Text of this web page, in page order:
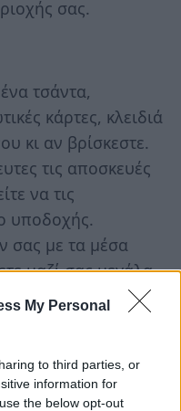
My Personal
to third parties, or
information for
the below opt-out
σας.
τσάντα,
κάρτες, κλειδιά
κι αν βρίσκεστε.
τις αποσκευές
να τις
υποδοχής.
σας με τα μέσα
μαζί σας μεγάλα
σας στα
δικό σας